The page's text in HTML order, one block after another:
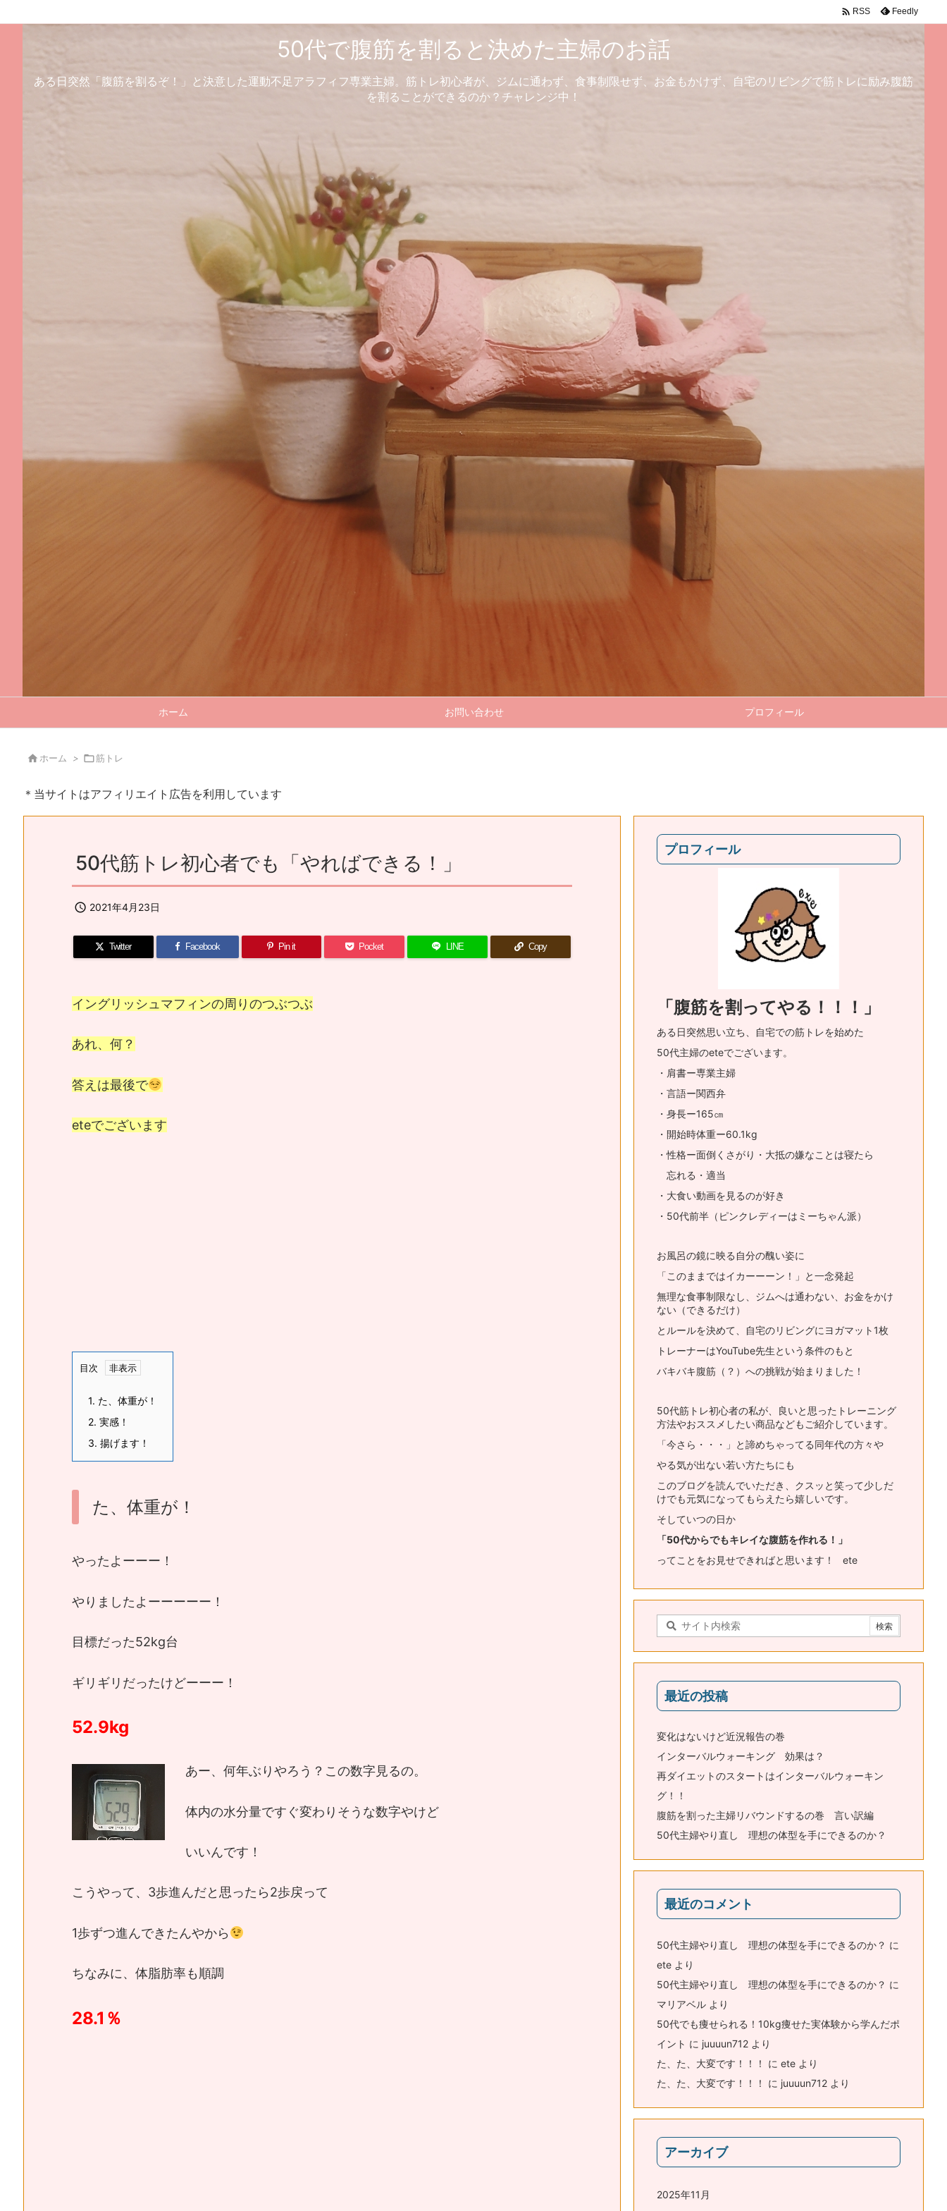
50代で腹筋を割ると決めた主婦のお話
ある日突然「腹筋を割るぞ！」と決意した運動不足アラフィフ専業主婦。筋トレ初心者が、ジムに通わず、食事制限せず、お金もかけず、自宅のリビングで筋トレに励み腹筋
を割ることができるのか？チャレンジ中！
ホーム お問い合わせ プロフィール
 RSS Feedly
 ホーム > 筋トレ
＊当サイトはアフィリエイト広告を利用しています
50代筋トレ初心者でも「やればできる！」
 2021年4月23日
Twitter Facebook Pin it Pocket LINE Copy
イングリッシュマフィンの周りのつぶつぶ
あれ、何？
答えは最後で
eteでございます
目次
1. た、体重が！
2. 実感！
3. 揚げます！
た、体重が！
やったよーーー！
やりましたよーーーーー！
目標だった52kg台
ギリギリだったけどーーー！
52.9kg
あー、何年ぶりやろう？この数字見るの。
体内の水分量ですぐ変わりそうな数字やけど
いいんです！
こうやって、3歩進んだと思ったら2歩戻って
1歩ずつ進んできたんやから
ちなみに、体脂肪率も順調
28.1％
プロフィール
「腹筋を割ってやる！！！」
ある日突然思い立ち、自宅での筋トレを始めた
50代主婦のeteでございます。
・肩書ー専業主婦
・言語ー関西弁
・身長ー165㎝
・開始時体重ー60.1kg
・性格ー面倒くさがり・大抵の嫌なことは寝たら
忘れる・適当
・大食い動画を見るのが好き
・50代前半（ピンクレディーはミーちゃん派）
お風呂の鏡に映る自分の醜い姿に
「このままではイカーーーン！」と一念発起
無理な食事制限なし、ジムへは通わない、お金をかけ
ない（できるだけ）
とルールを決めて、自宅のリビングにヨガマット1枚
トレーナーはYouTube先生という条件のもと
バキバキ腹筋（？）への挑戦が始まりました！
50代筋トレ初心者の私が、良いと思ったトレーニング
方法やおススメ したい商品などもご紹介しています。
「今さら・・・」と諦めちゃってる同年代の方々や
やる気が出ない若い方たちにも
このブログを読んでいただき、 クスッと笑って少しだ
けでも元気になってもらえたら嬉しいです。
そしていつの日か
「50代からでもキレイな腹筋を作れる！」
ってことをお見せできればと思います！ ete
最近の投稿
変化はないけど近況報告の巻
インターバルウォーキング 効果は？
再ダイエットのスタートはインターバルウォーキン
グ！！
腹筋を割った主婦リバウンドするの巻 言い訳編
50代主婦やり直し 理想の体型を手にできるのか？
最近のコメント
50代主婦やり直し 理想の体型を手にできるのか？ に
ete より
50代主婦やり直し 理想の体型を手にできるのか？ に
マリアベル より
50代でも痩せられる！10kg痩せた実体験から学んだポ
イント に juuuun712 より
た、た、大変です！！！
に ete より
た、た、大変です！！！
に juuuun712 より
アーカイブ
2025年11月